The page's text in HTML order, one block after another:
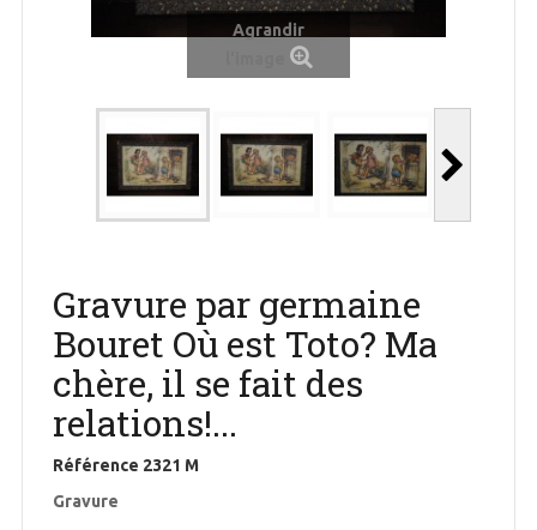
Agrandir
Gravure par germaine
Bouret Où est Toto? Ma
chère, il se fait des
relations!...
Référence 2321 M
Gravure